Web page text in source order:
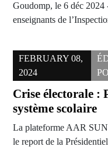
Goudomp, le 6 déc 2024
enseignants de
FEBRUARY 08,
2024
Crise électorale :
système scolaire
La plateforme AAR
le report de la